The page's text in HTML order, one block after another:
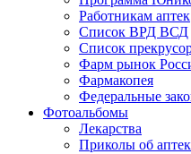
Работникам аптек
Список ВРД ВСД
Список
Фарм рынок
Фармакопея
Федеральные
Фотоальбомы
Лекарства
Приколы об